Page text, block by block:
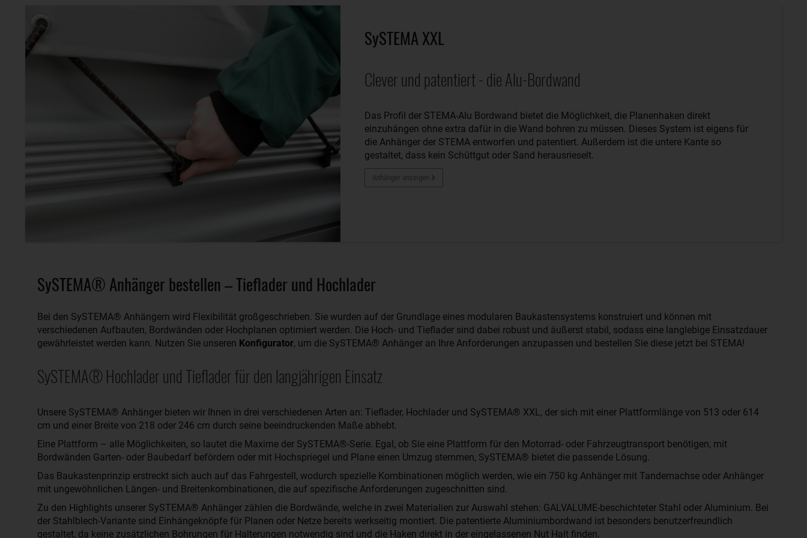
SySTEMA XXL
Clever und patentiert - die Alu-Bordwand
Das Profil der STEMA-Alu Bordwand bietet die Möglichkeit, die Planenhaken direkt
einzuhängen ohne extra dafür in die Wand bohren zu müssen. Dieses System ist eigens für
die Anhänger der STEMA entworfen und patentiert. Außerdem ist die untere Kante so
gestaltet, dass kein Schüttgut oder Sand herausrieselt.
SySTEMA® Anhänger bestellen – Tieflader und Hochlader
Bei den SySTEMA® Anhängern wird Flexibilität großgeschrieben. Sie wurden auf der Grundlage eines modularen Baukastensystems konstruiert und können mit
verschiedenen Aufbauten, Bordwänden oder Hochplanen optimiert werden. Die Hoch- und Tieflader sind dabei robust und äußerst stabil, sodass eine langlebige Einsatzdauer
gewährleistet werden kann. Nutzen Sie unseren Konfigurator, um die SySTEMA® Anhänger an Ihre Anforderungen anzupassen und bestellen Sie diese jetzt bei STEMA!
SySTEMA® Hochlader und Tieflader für den langjährigen Einsatz
Unsere SySTEMA® Anhänger bieten wir Ihnen in drei verschiedenen Arten an: Tieflader, Hochlader und SySTEMA® XXL, der sich mit einer Plattformlänge von 513 oder 614
cm und einer Breite von 218 oder 246 cm durch seine beeindruckenden Maße abhebt.
Eine Plattform – alle Möglichkeiten, so lautet die Maxime der SySTEMA®-Serie. Egal, ob Sie eine Plattform für den Motorrad- oder Fahrzeugtransport benötigen, mit
Bordwänden Garten- oder Baubedarf befördern oder mit Hochspriegel und Plane einen Umzug stemmen, SySTEMA® bietet die passende Lösung.
Das Baukastenprinzip erstreckt sich auch auf das Fahrgestell, wodurch spezielle Kombinationen möglich werden, wie ein 750 kg Anhänger mit Tandemachse oder Anhänger
mit ungewöhnlichen Längen- und Breitenkombinationen, die auf spezifische Anforderungen zugeschnitten sind.
Zu den Highlights unserer SySTEMA® Anhänger zählen die Bordwände, welche in zwei Materialien zur Auswahl stehen: GALVALUME-beschichteter Stahl oder Aluminium. Bei
der Stahlblech-Variante sind Einhängeknöpfe für Planen oder Netze bereits werkseitig montiert. Die patentierte Aluminiumbordwand ist besonders benutzerfreundlich
gestaltet, da keine zusätzlichen Bohrungen für Halterungen notwendig sind und die Haken direkt in der eingelassenen Nut Halt finden.